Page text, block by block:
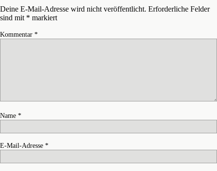
Deine E-Mail-Adresse wird nicht veröffentlicht. Erforderliche Felder
sind mit * markiert
Kommentar *
Name *
E-Mail-Adresse *